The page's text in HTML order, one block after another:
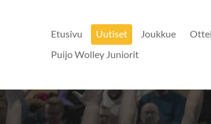
Etusivu Uutiset Joukkue
Puijo Wolley Juniorit